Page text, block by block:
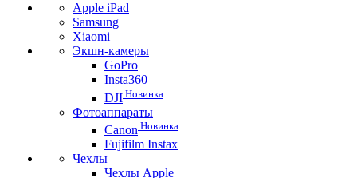
Apple iPad
Samsung
Xiaomi
Экшн-камеры
GoPro
Insta360
DJI Новинка
Фотоаппараты
Canon Новинка
Fujifilm Instax
Чехлы
Чехлы Apple